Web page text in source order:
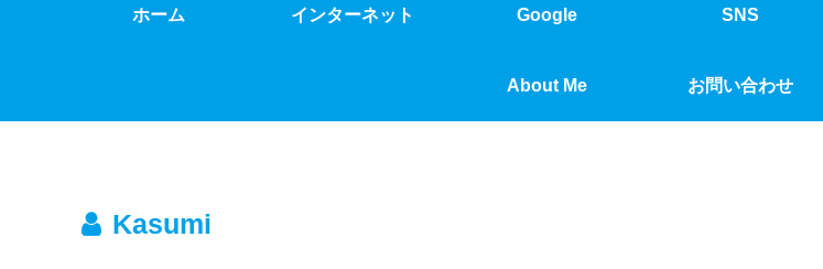
ホーム インターネット Google SNS
About Me お問い合わせ
Kasumi